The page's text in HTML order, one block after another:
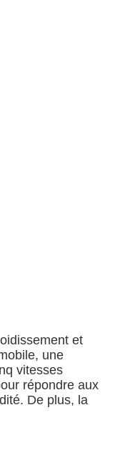
et
une
vitesses
répondre aux
De plus, la